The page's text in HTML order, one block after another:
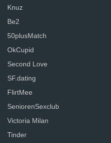
Knuz
Be2
50plusMatch
OkCupid
Second Love
SF.dating
FlirtMee
SeniorenSexclub
Victoria Milan
Tinder